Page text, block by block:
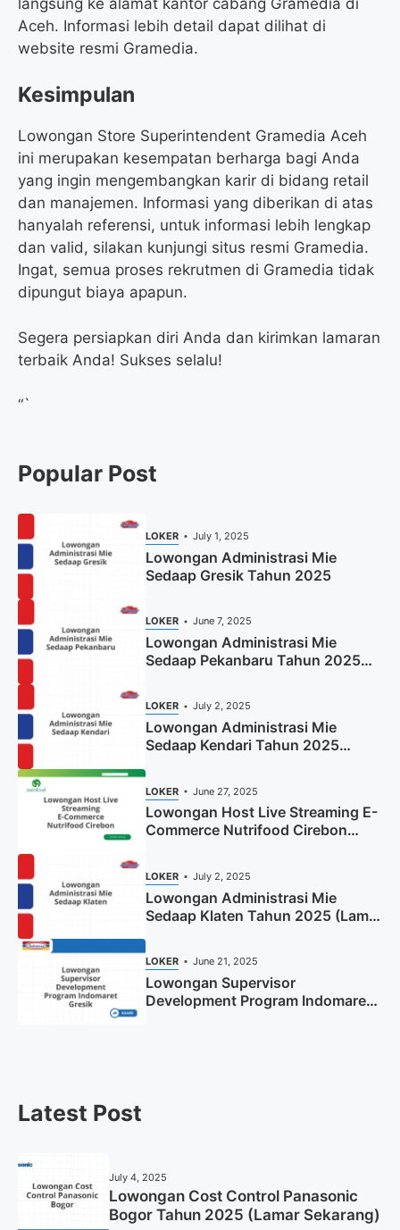
Aceh. Informasi lebih detail dapat dilihat di
website resmi Gramedia.
Kesimpulan
Lowongan Store Superintendent Gramedia Aceh
ini merupakan kesempatan berharga bagi Anda
yang ingin mengembangkan karir di bidang retail
dan manajemen. Informasi yang diberikan di atas
hanyalah referensi, untuk informasi lebih lengkap
dan valid, silakan kunjungi situs resmi Gramedia.
Ingat, semua proses rekrutmen di Gramedia tidak
dipungut biaya apapun.
Segera persiapkan diri Anda dan kirimkan lamaran
terbaik Anda! Sukses selalu!
“`
Popular Post
LOKER July 1, 2025
Lowongan Administrasi Mie
Sedaap Gresik Tahun 2025
LOKER June 7, 2025
Lowongan Administrasi Mie
Sedaap Pekanbaru Tahun 2025
LOKER July 2, 2025
Lowongan Administrasi Mie
Sedaap Kendari Tahun 2025
LOKER June 27, 2025
Lowongan Host Live Streaming E-
Commerce Nutrifood Cirebon
LOKER July 2, 2025
Lowongan Administrasi Mie
Sedaap Klaten Tahun 2025 (Lamar
LOKER June 21, 2025
Lowongan Supervisor
Development Program Indomaret
Latest Post
July 4, 2025
Lowongan Cost Control Panasonic
Bogor Tahun 2025 (Lamar Sekarang)